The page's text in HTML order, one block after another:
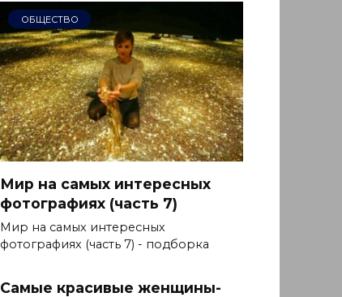
ОБЩЕСТВО
Мир на самых интересных
фотографиях (часть 7)
Мир на самых интересных
фотографиях (часть 7) - подборка
Самые красивые женщины-